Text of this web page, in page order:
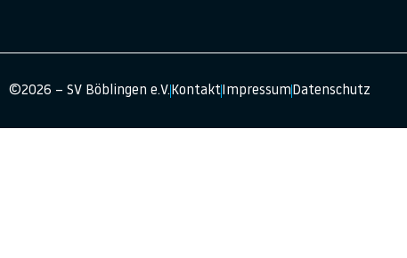
©2026 – SV Böblingen e.V.KontaktImpressumDatenschutz